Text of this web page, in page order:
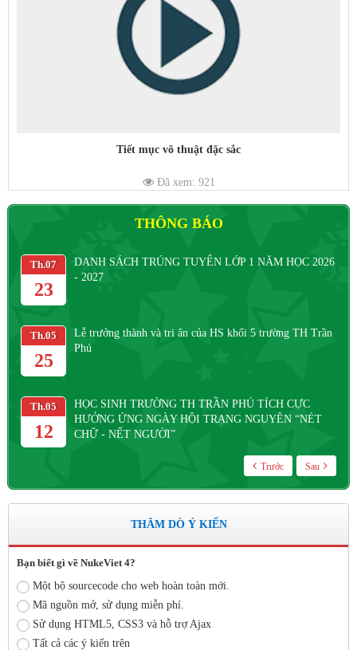
Tiết mục võ thuật đặc sắc
Đã xem: 921
THÔNG BÁO
Th.07
23
DANH SÁCH TRÚNG TUYỂN LỚP 1 NĂM HỌC 2026
- 2027
Th.05
25
Lễ trưởng thành và tri ân của HS khối 5 trường TH Trần
Phú
Th.05
12
HỌC SINH TRƯỜNG TH TRẦN PHÚ TÍCH CỰC
HƯỞNG ỨNG NGÀY HỘI TRẠNG NGUYÊN “NÉT
CHỮ - NẾT NGƯỜI”
Trước Sau
THĂM DÒ Ý KIẾN
Bạn biết gì về NukeViet 4?
Một bộ sourcecode cho web hoàn toàn mới.
Mã nguồn mở, sử dụng miễn phí.
Sử dụng HTML5, CSS3 và hỗ trợ Ajax
Tất cả các ý kiến trên